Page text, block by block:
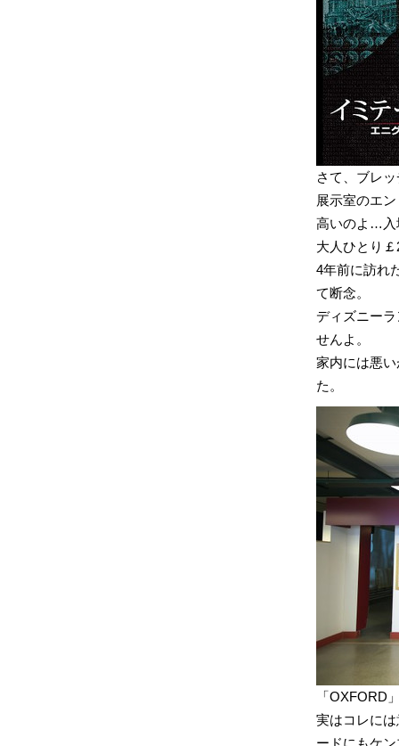
さて、ブレ
展示室のエ
高いのよ…入
大人ひとり
4年前に訪れ
て断念。
ディズニー
せんよ。
家内には悪
た。
「OXFORD
実はコレに
ードにもケ